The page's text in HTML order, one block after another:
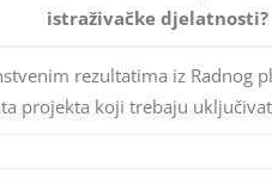
istraživačke djelatnosti?
rezultatima iz Radnog
projekta koji trebaju